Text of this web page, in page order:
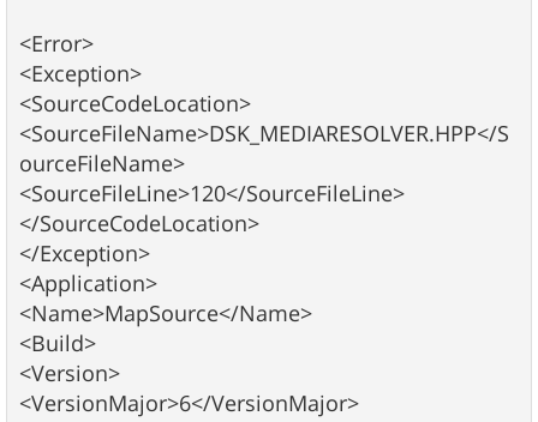
<Error>
<Exception>
<SourceCodeLocation>
<SourceFileName>DSK_MEDIARESOLVER.HPP</S
ourceFileName>
<SourceFileLine>120</SourceFileLine>
</SourceCodeLocation>
</Exception>
<Application>
<Name>MapSource</Name>
<Build>
<Version>
<VersionMajor>6</VersionMajor>